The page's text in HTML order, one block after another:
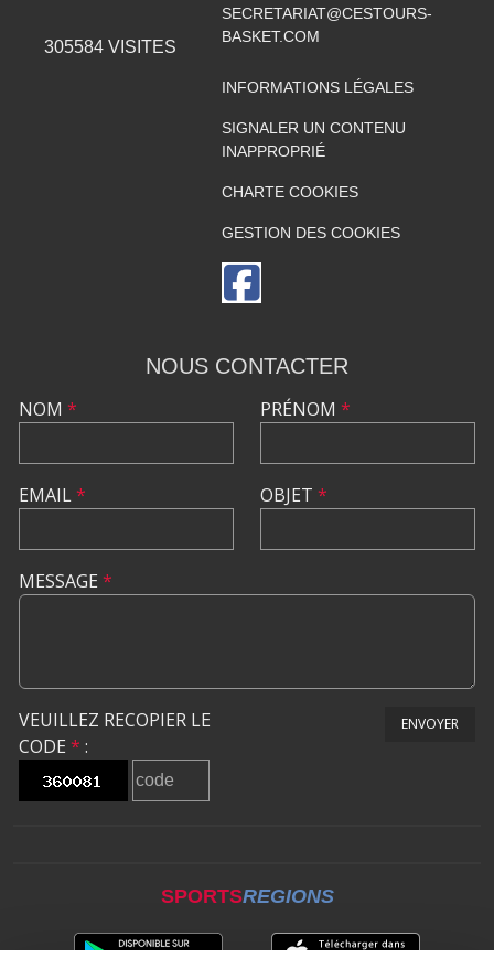
305584 VISITES
SECRETARIAT@CESTOURS-
BASKET.COM
INFORMATIONS LÉGALES
SIGNALER UN CONTENU
INAPPROPRIÉ
CHARTE COOKIES
GESTION DES COOKIES
NOUS CONTACTER
NOM *
EMAIL*
PRÉNOM *
OBJET *
MESSAGE *
VEUILLEZ RECOPIER LE
CODE * :
ENVOYER
SPORTSREGIONS